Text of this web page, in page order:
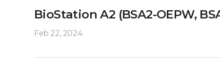
BioStation A2 (BSA2-OEPW,
Feb 22, 2024